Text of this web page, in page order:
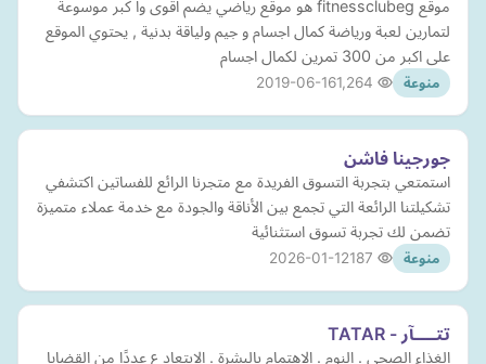
موقع fitnessclubeg هو موقع رياضي يضم اقوى وا كبر موسوعة
لتمارين لعبة ورياضة كمال اجسام و جيم ولياقة بدنية , يحتوي الموقع
على اكبر من 300 تمرين لكمال اجسام
منوعة 2019-06-16
جورجينا فاشن
استمتعي بتجربة التسوق الفريدة مع متجرنا الرائع للفساتين اكتشفي
تشكيلتنا الرائعة التي تجمع بين الأناقة والجودة مع خدمة عملاء متميزة
تضمن لك تجربة تسوق استثنائية
منوعة 2026-01-12
تتــــآر - TATAR
الغذاء الصحي . النوم . الاهتمام بالبشرة . الابتعاد ع عددًا من القضايا